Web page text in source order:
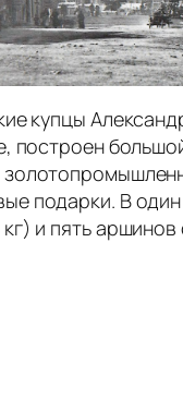
купцы
построен
подарки. В
и пять